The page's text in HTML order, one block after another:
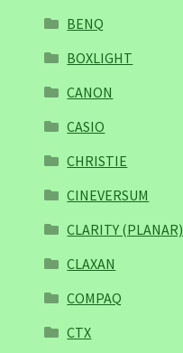
BENQ
BOXLIGHT
CANON
CASIO
CHRISTIE
CINEVERSUM
CLARITY (PLANAR)
CLAXAN
COMPAQ
CTX